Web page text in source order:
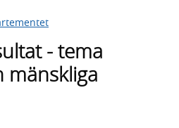
- tema
mänskliga